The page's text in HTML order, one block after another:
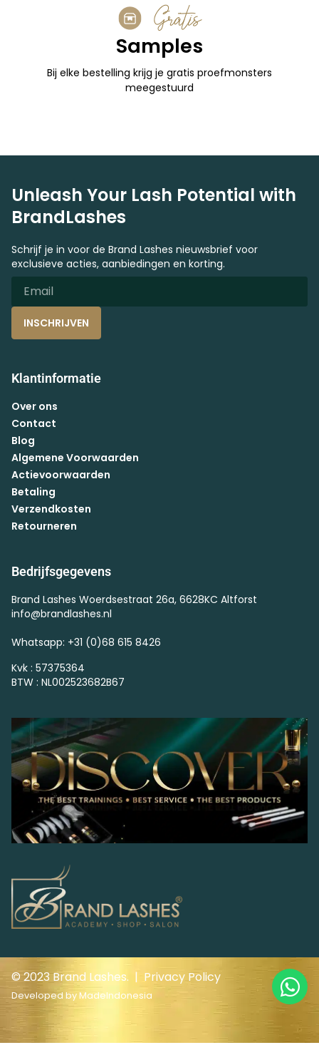
Gratis
Samples
Bij elke bestelling krijg je gratis proefmonsters
meegestuurd
Unleash Your Lash Potential with
BrandLashes
Schrijf je in voor de Brand Lashes nieuwsbrief voor
exclusieve acties, aanbiedingen en korting.
INSCHRIJVEN
Klantinformatie
Over ons
Contact
Blog
Algemene Voorwaarden
Actievoorwaarden
Betaling
Verzendkosten
Retourneren
Bedrijfsgegevens
Brand Lashes Woerdsestraat 26a, 6628KC Altforst
info@brandlashes.nl
Whatsapp: +31 (0)68 615 8426
Kvk : 57375364
BTW : NL002523682B67
© 2023 Brand Lashes. | Privacy Policy
Developed byMadeIndonesia